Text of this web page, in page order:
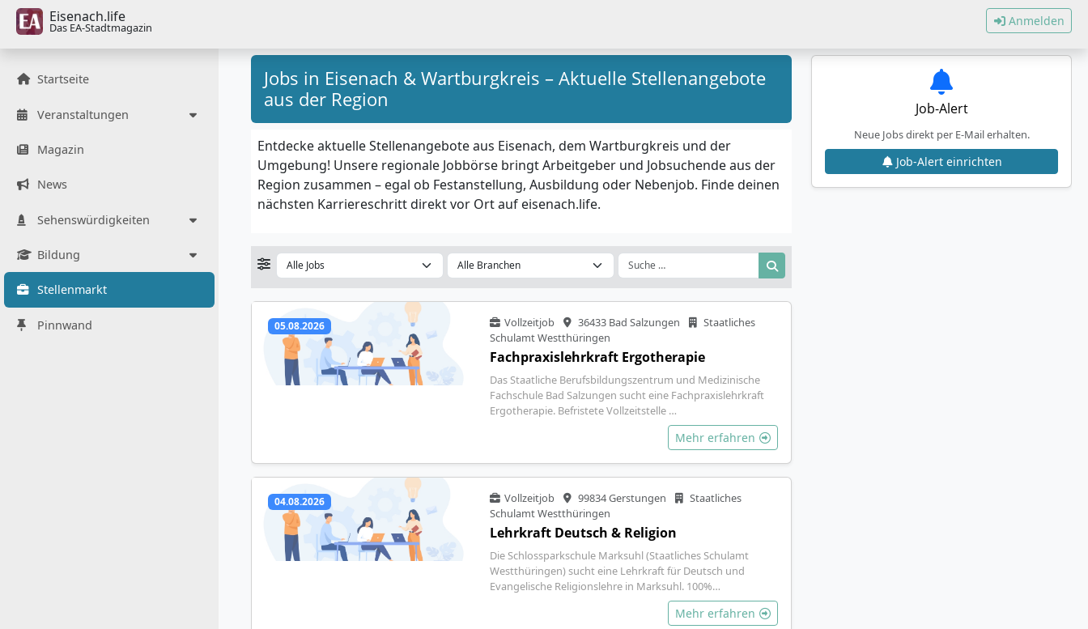
Eisenach.life
Das EA-Stadtmagazin Anmelden
Startseite
Veranstaltungen
Magazin
News
Sehenswürdigkeiten
Bildung
Stellenmarkt
Pinnwand
Jobs in Eisenach & Wartburgkreis – Aktuelle Stellenangebote
aus der Region
Entdecke aktuelle Stellenangebote aus Eisenach, dem Wartburgkreis und der
Umgebung! Unsere regionale Jobbörse bringt Arbeitgeber und Jobsuchende aus der
Region zusammen – egal ob Festanstellung, Ausbildung oder Nebenjob. Finde deinen
nächsten Karriereschritt direkt vor Ort auf eisenach.life.
05.08.2026 Vollzeitjob 36433 Bad Salzungen
Staatliches
Schulamt Westthüringen
Fachpraxislehrkraft Ergotherapie
Das Staatliche Berufsbildungszentrum und Medizinische
Fachschule Bad Salzungen sucht eine Fachpraxislehrkraft
Ergotherapie. Befristete Vollzeitstelle …
Mehr erfahren
04.08.2026 Vollzeitjob 99834 Gerstungen
Staatliches
Schulamt Westthüringen
Lehrkraft Deutsch & Religion
Die Schlossparkschule Marksuhl (Staatliches Schulamt
Westthüringen) sucht eine Lehrkraft für Deutsch und
Evangelische Religionslehre in Marksuhl. 100%…
Mehr erfahren
Job-Alert
Neue Jobs direkt per E-Mail erhalten.
Job-Alert einrichten